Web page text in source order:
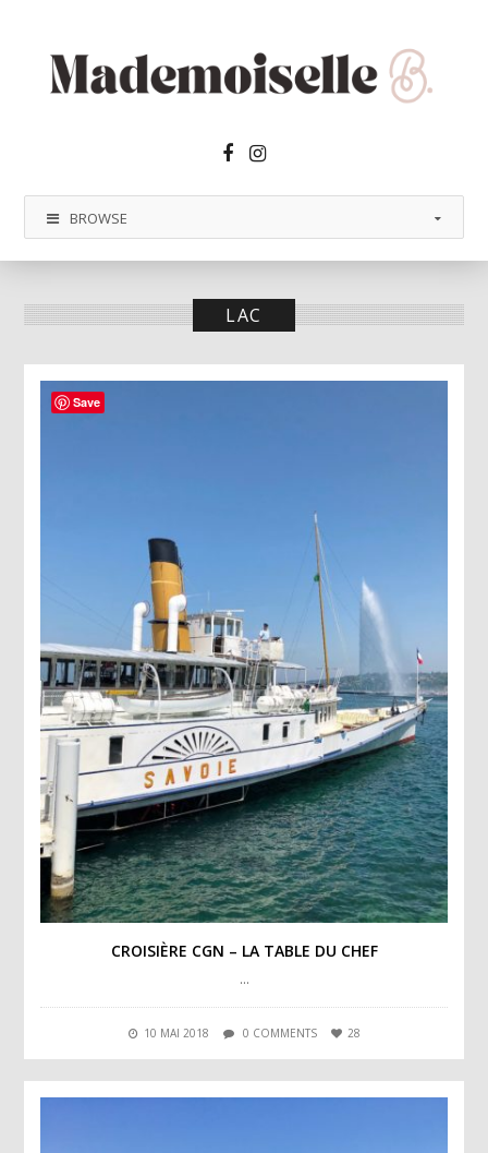
Facebook2
Instagram
BROWSE
LAC
CROISIÈRE CGN – LA TABLE DU CHEF
…
10 MAI 2018 0 COMMENTS 28
Save